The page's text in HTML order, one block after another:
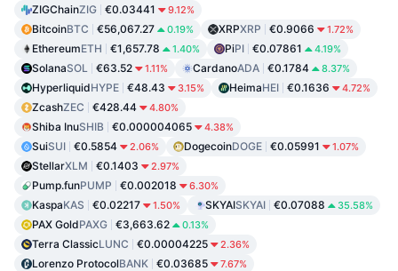
ZIGChainZIG €0.03441 9.12%
BitcoinBTC €56,067.27 0.19% XRPXRP €0.9066 1.72%
EthereumETH €1,657.78 1.40% PiPI €0.07861 4.19%
SolanaSOL €63.52 1.11% CardanoADA €0.1784 8.37%
HyperliquidHYPE €48.43 3.15% HeimaHEI €0.1636 4.72%
ZcashZEC €428.44 4.80%
Shiba InuSHIB €0.000004065 4.38%
SuiSUI €0.5854 2.06% DogecoinDOGE €0.05991 1.07%
StellarXLM €0.1403 2.97%
Pump.funPUMP €0.002018 6.30%
KaspaKAS €0.02217 1.50% SKYAISKYAI €0.07088 35.58%
PAX GoldPAXG €3,663.62 0.13%
Terra ClassicLUNC €0.00004225 2.36%
Lorenzo ProtocolBANK €0.03685 7.67%